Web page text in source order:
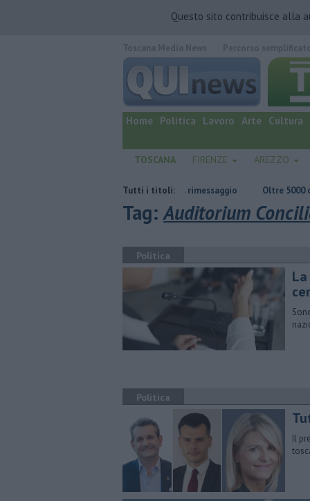
Questo sito contribuisce alla
quotidiano online.
Home Politica Lavoro Arte Cultura
TOSCANA FIRENZE AREZZO
Tutti i titoli:
Casa inagibile dopo il rogo nel rimessaggio Oltre 5000 chilometri a
Tag:Auditorium
Politica
Politica
Il